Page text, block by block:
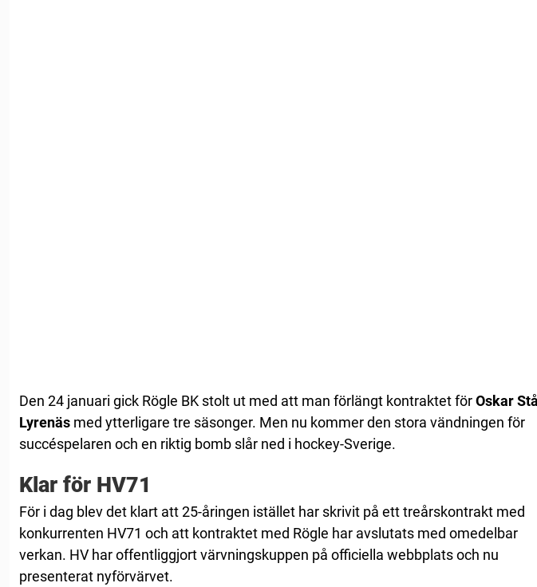
Den 24 januari gick Rögle BK stolt ut med att man förlängt kontraktet förOskar
Lyrenäs med ytterligare tre säsonger. Men nu kommer den stora vändningen för
succéspelaren och en riktig bomb slår ned i hockey-Sverige.
Klar för HV71
För i dag blev det klart att 25-åringen istället har skrivit på ett treårskontrakt med
konkurrenten HV71 och att kontraktet med Rögle har avslutats med omedelbar
verkan. HV har offentliggjort värvningskuppen på officiella webbplats och nu
presenterat nyförvärvet.